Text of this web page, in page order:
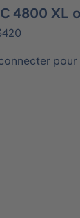
4800 XL